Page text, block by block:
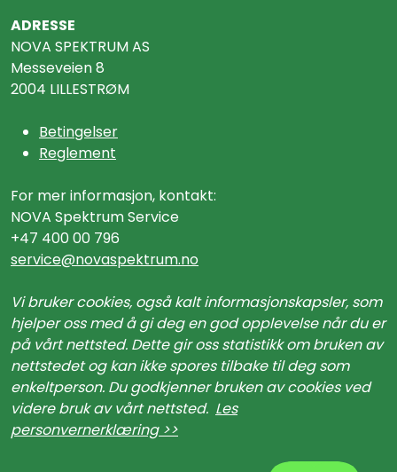
ADRESSE
NOVA SPEKTRUM AS
Messeveien 8
2004 LILLESTRØM
Betingelser
Reglement
For mer informasjon, kontakt:
NOVA Spektrum Service
+47 400 00 796
service@novaspektrum.no
Vi bruker cookies, også kalt informasjonskapsler, som
hjelper oss med å gi deg en god opplevelse når du er
på vårt nettsted. Dette gir oss statistikk om bruken av
nettstedet og kan ikke spores tilbake til deg som
enkeltperson. Du godkjenner bruken av cookies ved
videre bruk av vårt nettsted. Les
personvernerklæring >>